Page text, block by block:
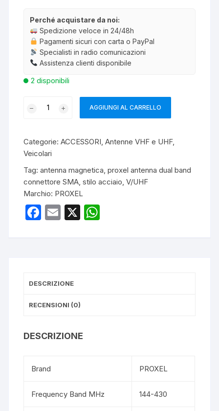
Perché acquistare da noi:
Spedizione veloce in 24/48h
Pagamenti sicuri con carta o PayPal
Specialisti in radio comunicazioni
Assistenza clienti disponibile
2 disponibili
ANTENNA
BASE
MAGNETICA
quantità
AGGIUNGI AL CARRELLO
Categorie:ACCESSORI ,Antenne VHF e UHF,
Veicolari
Tag:antenna magnetica ,proxel antenna dual band
connettore SMA ,stilo acciaio ,V/UHF
Marchio: PROXEL
F
o
o
E
X
DESCRIZIONE
RECENSIONI (0)
DESCRIZIONE
Brand PROXEL
Frequency Band MHz 144-430